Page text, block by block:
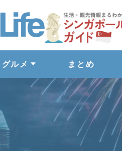
グルメ まとめ